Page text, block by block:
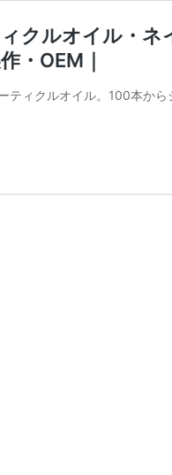
クルオイル・ネ
・OEM｜
ティクルオイル。100本か